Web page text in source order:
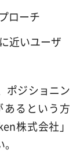
ローチ
近いユーザ
ポジショニン
るという方
株式会社」